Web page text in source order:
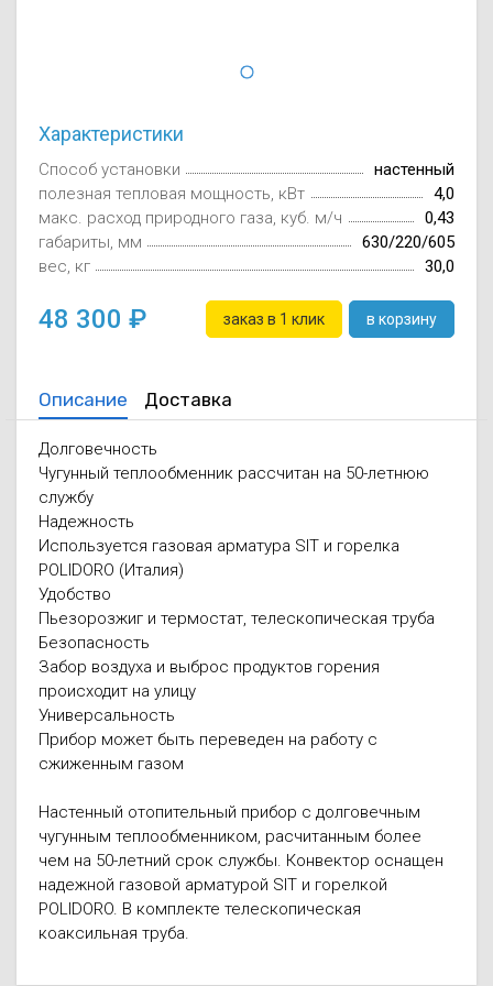
Характеристики
Способ установки
настенный
полезная тепловая мощность, кВт
4,0
макс. расход природного газа, куб. м/ч
0,43
габариты, мм
630/220/605
вес, кг
30,0
48 300 заказ в 1 клик в корзину
Описание Доставка
Долговечность
Чугунный теплообменник рассчитан на 50-летнюю
службу
Надежность
Используется газовая арматура SIT и горелка
POLIDORO (Италия)
Удобство
Пьезорозжиг и термостат, телескопическая труба
Безопасность
Забор воздуха и выброс продуктов горения
происходит на улицу
Универсальность
Прибор может быть переведен на работу с
сжиженным газом
Настенный отопительный прибор с долговечным
чугунным теплообменником, расчитанным более
чем на 50-летний срок службы. Конвектор оснащен
надежной газовой арматурой SIT и горелкой
POLIDORO. В комплекте телескопическая
коаксильная труба.